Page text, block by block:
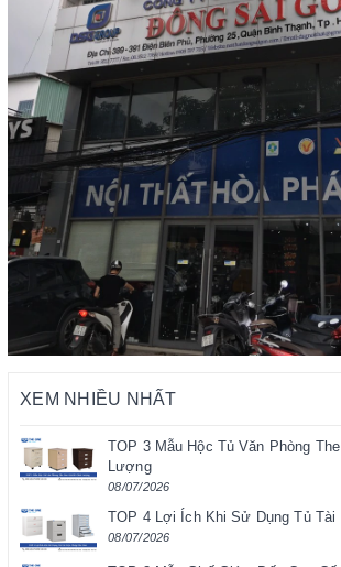
XEM NHIỀU NHẤT
TOP 3 Mẫu Hộc Tủ Văn Phòng
Lượng
08/07/2026
TOP 4 Lợi Ích Khi Sử Dụng Tủ Tài
08/07/2026